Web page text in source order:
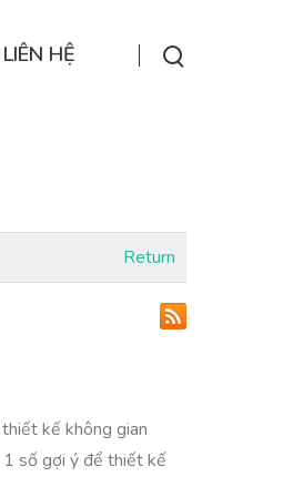
LIÊN HỆ
Return
kế không gian
1 số gợi ý để thiết kế